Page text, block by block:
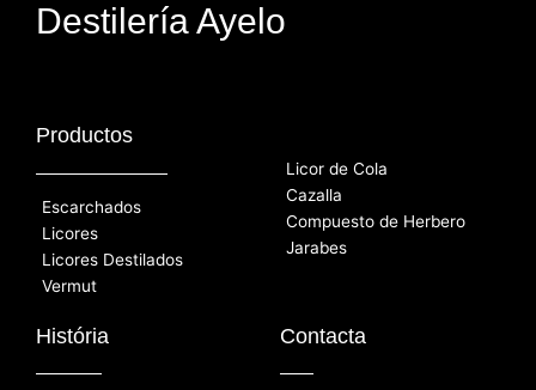
Destilería Ayelo
Productos
Escarchados
Licores
Licores Destilados
Vermut
Licor de Cola
Cazalla
Compuesto de Herbero
Jarabes
História Contacta